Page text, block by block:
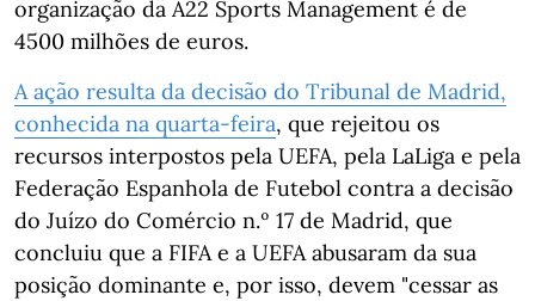
organização da A22 Sports Management é de
4500 milhões de euros.
A ação resulta da decisão do Tribunal de Madrid,
conhecida na quarta-feira, que rejeitou os
recursos interpostos pela UEFA, pela LaLiga e pela
Federação Espanhola de Futebol contra a decisão
do Juízo do Comércio n.º 17 de Madrid, que
concluiu que a FIFA e a UEFA abusaram da sua
posição dominante e, por isso, devem "cessar as